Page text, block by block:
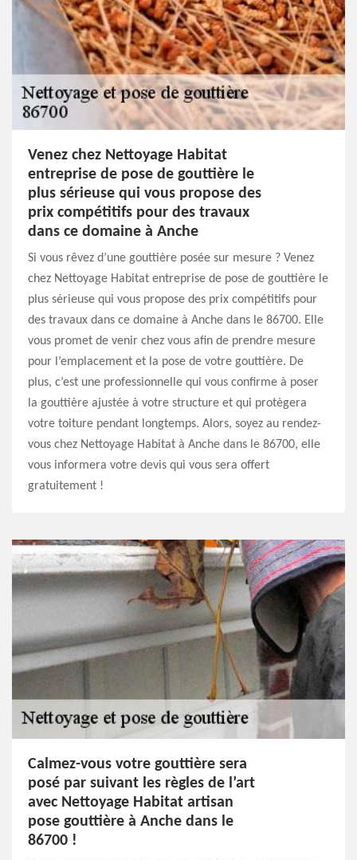
Venez chez Nettoyage Habitat
entreprise de pose de gouttière le
plus sérieuse qui vous propose des
prix compétitifs pour des travaux
dans ce domaine à Anche
Si vous rêvez d’une gouttière posée sur mesure ? Venez
chez Nettoyage Habitat entreprise de pose de gouttière le
plus sérieuse qui vous propose des prix compétitifs pour
des travaux dans ce domaine à Anche dans le 86700. Elle
vous promet de venir chez vous afin de prendre mesure
pour l’emplacement et la pose de votre gouttière. De
plus, c’est une professionnelle qui vous confirme à poser
la gouttière ajustée à votre structure et qui protègera
votre toiture pendant longtemps. Alors, soyez au rendez-
vous chez Nettoyage Habitat à Anche dans le 86700, elle
vous informera votre devis qui vous sera offert
gratuitement !
Calmez-vous votre gouttière sera
posé par suivant les règles de l’art
avec Nettoyage Habitat artisan
pose gouttière à Anche dans le
86700 !